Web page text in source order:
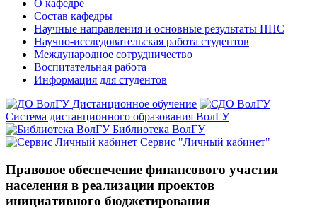
О кафедре
Состав кафедры
Научные направления и основные результаты ППС
Научно-исследовательская работа студентов
Международное сотрудничество
Воспитательная работа
Информация для студентов
Дистанционное обучение
Система дистанционного образования ВолГУ
Библиотека ВолГУ
Сервис "Личный кабинет"
Правовое обеспечение финансового участия
населения в реализации проектов
инициативного бюджетирования